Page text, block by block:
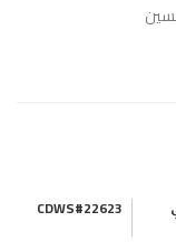
CDWS#22623